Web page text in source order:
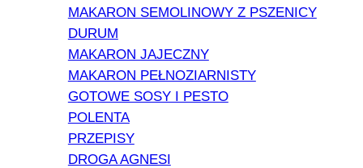
MAKARON SEMOLINOWY Z PSZENICY
DURUM
MAKARON JAJECZNY
MAKARON PEŁNOZIARNISTY
GOTOWE SOSY I PESTO
POLENTA
PRZEPISY
DROGA AGNESI